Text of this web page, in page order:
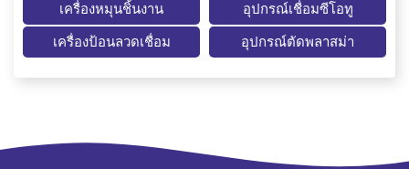
เครื่องหมุนชิ้นงาน
เครื่องป้อนลวดเชื่อม
อุปกรณ์เชื่อมซีโอทู
อุปกรณ์ตัดพลาสม่า